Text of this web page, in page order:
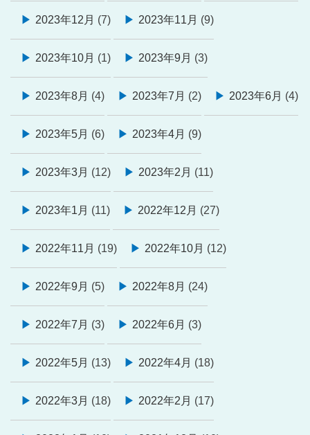
2023年12月 (7) 2023年11月 (9)
2023年10月 (1) 2023年9月 (3)
2023年8月 (4) 2023年7月 (2) 2023年6月 (4)
2023年5月 (6) 2023年4月 (9)
2023年3月 (12) 2023年2月 (11)
2023年1月 (11) 2022年12月 (27)
2022年11月 (19) 2022年10月 (12)
2022年9月 (5) 2022年8月 (24)
2022年7月 (3) 2022年6月 (3)
2022年5月 (13) 2022年4月 (18)
2022年3月 (18) 2022年2月 (17)